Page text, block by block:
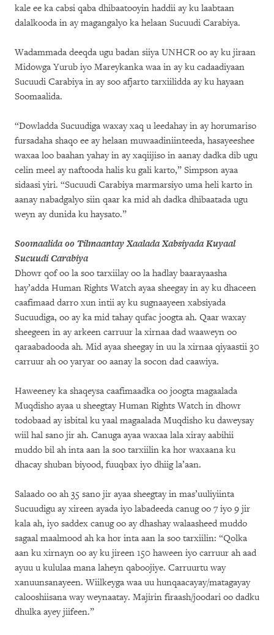
kale ee ka cabsi qaba dhibaatooyin haddii ay ku laabtaan
dalalkooda in ay magangalyo ka helaan Sucuudi Carabiya.
Wadammada deeqda ugu badan siiya UNHCR oo ay ku jiraan
Midowga Yurub iyo Mareykanka waa in ay ku cadaadiyaan
Sucuudi Carabiya in ay soo afjarto tarxiilidda ay ku hayaan
Soomaalida.
“Dowladda Sucuudiga waxay xaq u leedahay in ay horumariso
fursadaha shaqo ee ay helaan muwaadiniinteeda, hasayeeshee
waxaa loo baahan yahay in ay xaqiijiso in aanay dadka dib ugu
celin meel ay naftooda halis ku gali karto,” Simpson ayaa
sidaasi yiri. “Sucuudi Carabiya marmarsiyo uma heli karto in
aanay nabadgalyo siin qaar ka mid ah dadka dhibaatada ugu
weyn ay dunida ku haysato.”
Soomaalida oo Tilmaantay Xaalada Xabsiyada Kuyaal
Sucuudi Carabiya
Dhowr qof oo la soo tarxiilay oo la hadlay baarayaasha
hay’adda Human Rights Watch ayaa sheegay in ay ku dhaceen
caafimaad darro xun intii ay ku sugnaayeen xabsiyada
Sucuudiga, oo ay ka mid tahay qufac joogta ah. Qaar waxay
sheegeen in ay arkeen carruur la xirnaa dad waaweyn oo
qaraabadooda ah. Mid ayaa sheegay in uu la xirnaa qiyaastii 30
carruur ah oo yaryar oo aanay la socon dad caawiya.
Haweeney ka shaqeysa caafimaadka oo joogta magaalada
Muqdisho ayaa u sheegtay Human Rights Watch in dhowr
todobaad ay isbital ku yaal magaalada Muqdisho ku daweysay
wiil hal sano jir ah. Canuga ayaa waxaa lala xiray aabihii
muddo bil ah inta aan la soo tarxiilin ka hor waxaana ku
dhacay shuban biyood, fuuqbax iyo dhiig la’aan.
Salaado oo ah 35 sano jir ayaa sheegtay in mas’uuliyiinta
Sucuudigu ay xireen ayada iyo labadeeda canug oo 7 iyo 9 jir
kala ah, iyo saddex canug oo ay dhashay walaasheed muddo
sagaal maalmood ah ka hor inta aan la soo tarxiilin: “Qolka
aan ku xirnayn oo ay ku jireen 150 haween iyo carruur ah aad
ayuu u kululaa mana laheyn qaboojiye. Carruurtu way
xanuunsanayeen. Wiilkeyga waa uu hunqaacayay/matagayay
calooshiisana way weynaatay. Majirin firaash/joodari oo dadku
dhulka ayey jiifeen.”